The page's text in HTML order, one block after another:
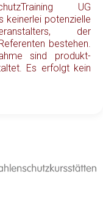
UG
keinerlei potenzielle
der
bestehen.
sind produkt-
Es erfolgt kein